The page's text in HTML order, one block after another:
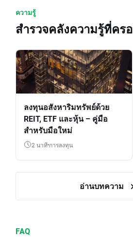
ความรู้
สำรวจคลังความรู้ที่คร
ลงทุนอสังหาริมทรัพย์ด้วย
REIT, ETF และหุ้น – คู่มือ
สำหรับมือใหม่
2 นาที การลงทุน
อ่านบทความ
FAQ